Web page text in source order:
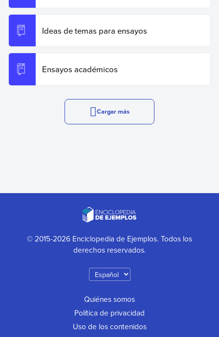
Ideas de temas para ensayos
Ensayos académicos
Cargar más
© 2015-2026 Enciclopedia de Ejemplos. Todos los
derechos reservados.
Quiénes somos
Política de privacidad
Uso de los contenidos